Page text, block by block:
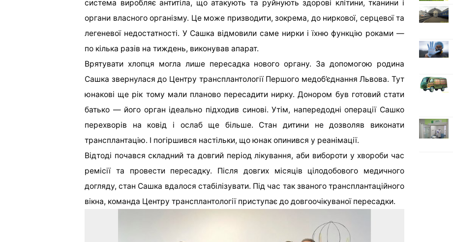
система виробляє антитіла, що атакують та руйнують здорові клітини, тканини і
органи власного організму. Це може призводити, зокрема, до ниркової, серцевої та
легеневої недостатності. У Сашка відмовили саме нирки і їхню функцію роками —
по кілька разів на тиждень, виконував апарат.
Врятувати хлопця могла лише пересадка нового органу. За допомогою родина
Сашка звернулася до Центру трансплантології Першого медоб’єднання Львова. Тут
юнакові ще рік тому мали планово пересадити нирку. Донором був готовий стати
батько — його орган ідеально підходив синові. Утім, напередодні операції Сашко
перехворів на ковід і ослаб ще більше. Стан дитини не дозволяв виконати
трансплантацію. І погіршився настільки, що юнак опинився у реанімації.
Відтоді почався складний та довгий період лікування, аби вибороти у хвороби час
ремісії та провести пересадку. Після довгих місяців цілодобового медичного
догляду, стан Сашка вдалося стабілізувати. Під час так званого трансплантаційного
вікна, команда Центру трансплантології приступає до довгоочікуваної пересадки.